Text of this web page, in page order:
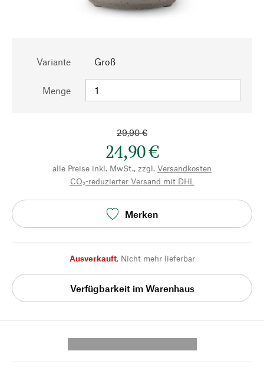
Variante Groß
Menge
29,90 €
24,90 €
alle Preise inkl. MwSt., zzgl. Versandkosten
CO₂-reduzierter Versand mit DHL
Merken
Ausverkauft, Nicht mehr lieferbar
Verfügbarkeit im Warenhaus